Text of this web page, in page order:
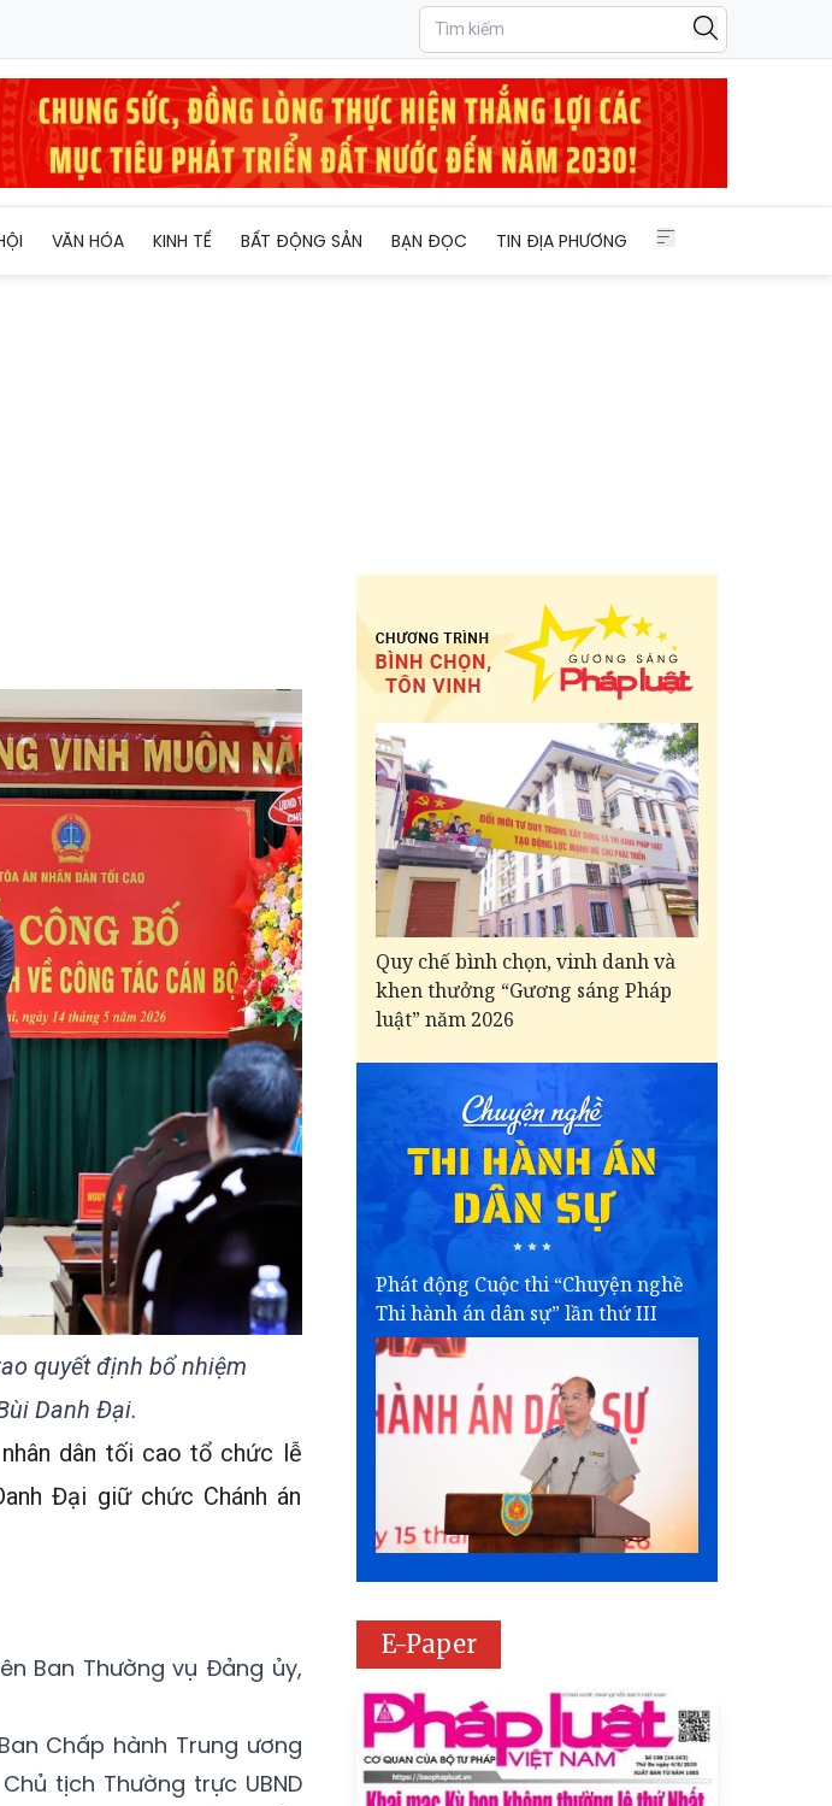
VĂN HÓA KINH TẾ BẤT ĐỘNG SẢN BẠN ĐỌC TIN ĐỊA PHƯƠNG
quyết định bổ nhiệm
Danh Đại.
dân tối cao tổ chức lễ
Đại giữ chức Chánh án
Ban Thường vụ Đảng ủy,
Chấp hành Trung ương
tịch Thường trực UBND
Quy chế bình chọn, vinh danh và
khen thưởng “Gương sáng Pháp
luật” năm 2026
Phát động Cuộc thi “Chuyện nghề
Thi hành án dân sự” lần thứ III
E-Paper